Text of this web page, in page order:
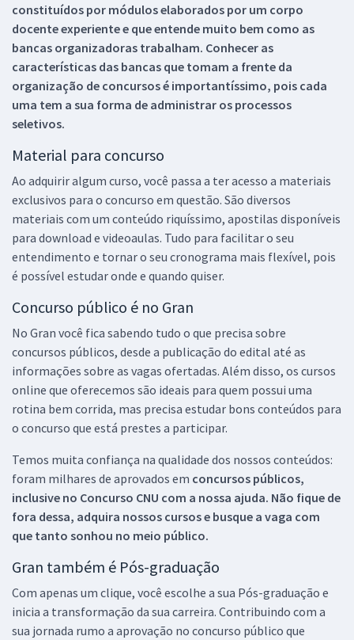
constituídos por módulos elaborados por um corpo
docente experiente e que entende muito bem como as
bancas organizadoras trabalham. Conhecer as
características das bancas que tomam a frente da
organização de concursos é importantíssimo, pois cada
uma tem a sua forma de administrar os processos
seletivos.
Material para concurso
Ao adquirir algum curso, você passa a ter acesso a materiais
exclusivos para o concurso em questão. São diversos
materiais com um conteúdo riquíssimo, apostilas disponíveis
para download e videoaulas. Tudo para facilitar o seu
entendimento e tornar o seu cronograma mais flexível, pois
é possível estudar onde e quando quiser.
Concurso público é no Gran
No Gran você fica sabendo tudo o que precisa sobre
concursos públicos, desde a publicação do edital até as
informações sobre as vagas ofertadas. Além disso, os cursos
online que oferecemos são ideais para quem possui uma
rotina bem corrida, mas precisa estudar bons conteúdos para
o concurso que está prestes a participar.
Temos muita confiança na qualidade dos nossos conteúdos:
foram milhares de aprovados em concursos públicos,
inclusive no Concurso CNU com a nossa ajuda. Não fique de
fora dessa, adquira nossos cursos e busque a vaga com
que tanto sonhou no meio público.
Gran também é Pós-graduação
Com apenas um clique, você escolhe a sua Pós-graduação e
inicia a transformação da sua carreira. Contribuindo com a
sua jornada rumo a aprovação no concurso público que